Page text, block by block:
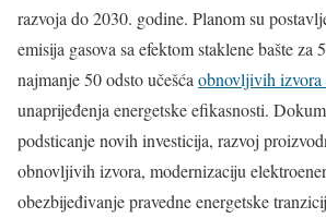
razvoja do 2030. godine. Planom su
emisija gasova sa efektom staklene bašte za
najmanje 50 odsto učešća obnovljivih izvora
unaprijeđenja energetske efikasnosti.
podsticanje novih investicija, razvoj
obnovljivih izvora, modernizaciju
obezbijeđivanje pravedne energetske